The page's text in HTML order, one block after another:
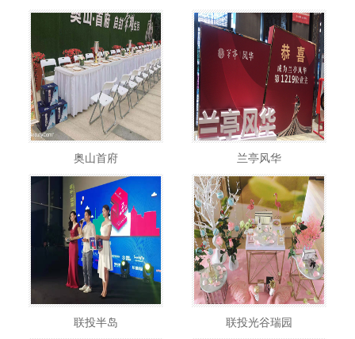
奥山首府 兰亭风华
联投半岛 联投光谷瑞园